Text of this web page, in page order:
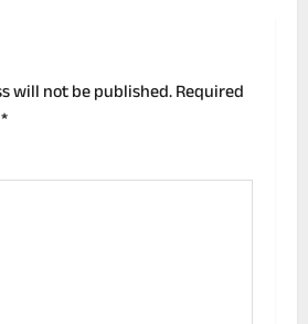
will not be published.Required
*